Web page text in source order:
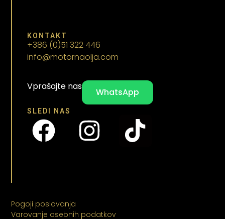
KONTAKT
+386 (0)51 322 446
info@motornaolja.com
Vprašajte nas
WhatsApp
SLEDI NAS
Pogoji poslovanja
Varovanje osebnih podatkov